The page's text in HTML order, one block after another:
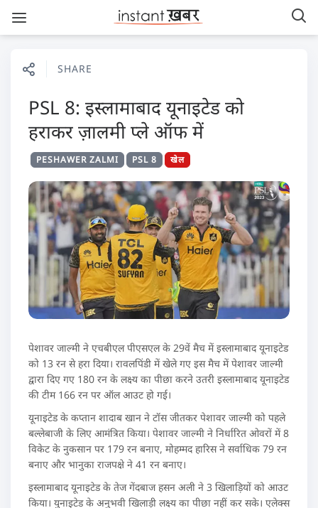
SHARE
PSL 8: इस्लामाबाद यूनाइटेड को
हराकर ज़ालमी प्ले ऑफ में
PESHAWER ZALMI PSL 8 खेल
पेशावर जाल्मी ने एचबीएल पीएसएल के 29वें मैच में इस्लामाबाद यूनाइटेड
को 13 रन से हरा दिया। रावलपिंडी में खेले गए इस मैच में पेशावर जाल्मी
द्वारा दिए गए 180 रन के लक्ष्य का पीछा करने उतरी इस्लामाबाद यूनाइटेड
की टीम 166 रन पर ऑल आउट हो गई।
यूनाइटेड के कप्तान शादाब खान ने टॉस जीतकर पेशावर जाल्मी को पहले
बल्लेबाजी के लिए आमंत्रित किया। पेशावर जाल्मी ने निर्धारित ओवरों में 8
विकेट के नुकसान पर 179 रन बनाए, मोहम्मद हारिस ने सर्वाधिक 79 रन
बनाए और भानुका राजपक्षे ने 41 रन बनाए।
इस्लामाबाद यूनाइटेड के तेज गेंदबाज हसन अली ने 3 खिलाड़ियों को आउट
किया। युनाइटेड के अनुभवी खिलाड़ी लक्ष्य का पीछा नहीं कर सके। एलेक्स